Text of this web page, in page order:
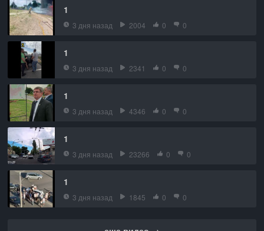
1
3 дня назад 2004 0 0
1
3 дня назад 2341 0 0
1
3 дня назад 4346 0 0
1
3 дня назад 23266 0 0
1
3 дня назад 1845 0 0